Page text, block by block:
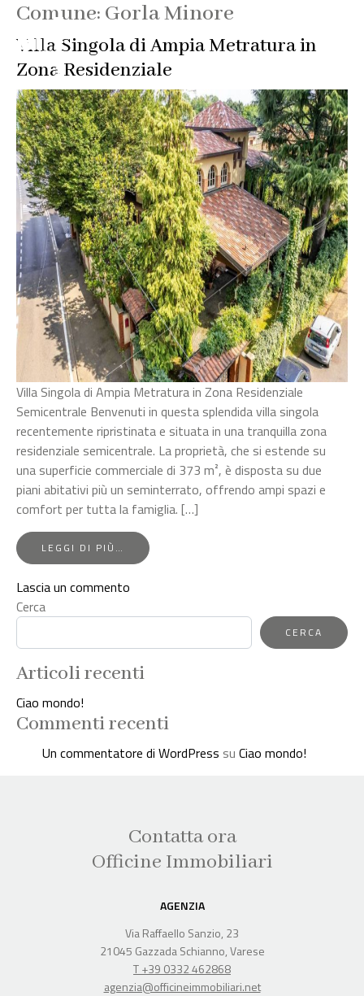
Comune: Gorla Minore
Villa Singola di Ampia Metratura in
Zona Residenziale
Villa Singola di Ampia Metratura in Zona Residenziale
Semicentrale Benvenuti in questa splendida villa singola
recentemente ripristinata e situata in una tranquilla zona
residenziale semicentrale. La proprietà, che si estende su
una superficie commerciale di 373 m², è disposta su due
piani abitativi più un seminterrato, offrendo ampi spazi e
comfort per tutta la famiglia. […]
LEGGI DI PIÙ…
FROM
VILLA
DI
METRATURA
ZONA
RESIDENZIALE
Lascia un commento
di
Ampia
Metratura
Zona
Cerca
CERCA
Articoli recenti
Ciao mondo!
Commenti recenti
Un commentatore di WordPress su Ciao mondo!
Contatta ora
Officine Immobiliari
AGENZIA
Via Raffaello Sanzio, 23
21045 Gazzada Schianno, Varese
T +39 0332 462868
agenzia@officineimmobiliari.net